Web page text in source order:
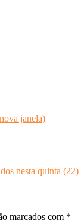
janela)
nesta quinta (22)
marcados com *